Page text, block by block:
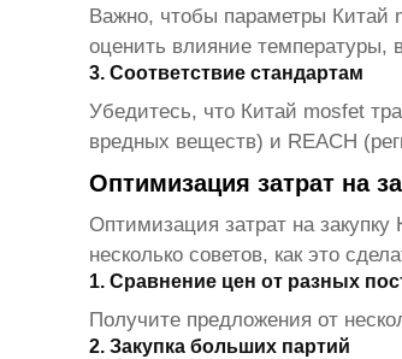
Важно, чтобы параметры Китай
оценить влияние температуры,
3. Соответствие стандартам
Убедитесь, что Китай mosfet
вредных веществ) и REACH
Оптимизация затрат на
Оптимизация затрат на закупку
несколько советов, как это
1. Сравнение цен от разных
Получите предложения от
2. Закупка больших партий